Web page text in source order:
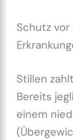
Schutz
Stillen
Bereits
einem